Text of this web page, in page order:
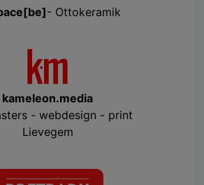
- Ottokeramik
kameleon.media
- webdesign - print
Lievegem